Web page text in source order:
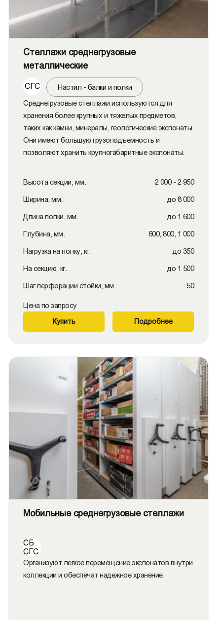
Стеллажи среднегрузовые
металлические
СГС
Настил - балки и полки
Среднегрузовые стеллажи используются для
хранения более крупных и тяжелых предметов,
таких как камни, минералы, геологические экспонаты.
Они имеют большую грузоподъемность и
позволяют хранить крупногабаритные экспонаты.
Высота секции, мм. 2 000 - 2 950
Ширина, мм. до 8 000
Длина полки, мм. до 1 600
Глубина, мм. 600, 800, 1 000
Нагрузка на полку, кг. до 350
На секцию, кг. до 1 500
Шаг перфорации стойки, мм. 50
Цена по запросу
Купить Подробнее
Мобильные среднегрузовые стеллажи
СБ
СГС
Организуют легкое перемещение экспонатов внутри
коллекции и обеспечат надежное хранение.